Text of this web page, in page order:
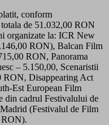
conform
de 51.032,00 RON
organizate la: ICR New
RON), Balcan Film
RON, Panorama
– 5.150,00, Scenaristii
RON, Disappearing Act
Est European Film
din cadrul Festivalului de
(Festivalul de Film
RON).